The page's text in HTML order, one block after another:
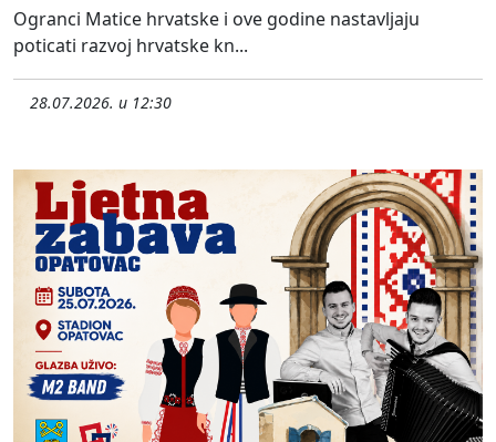
Ogranci Matice hrvatske i ove godine nastavljaju
poticati razvoj hrvatske kn...
28.07.2026. u 12:30